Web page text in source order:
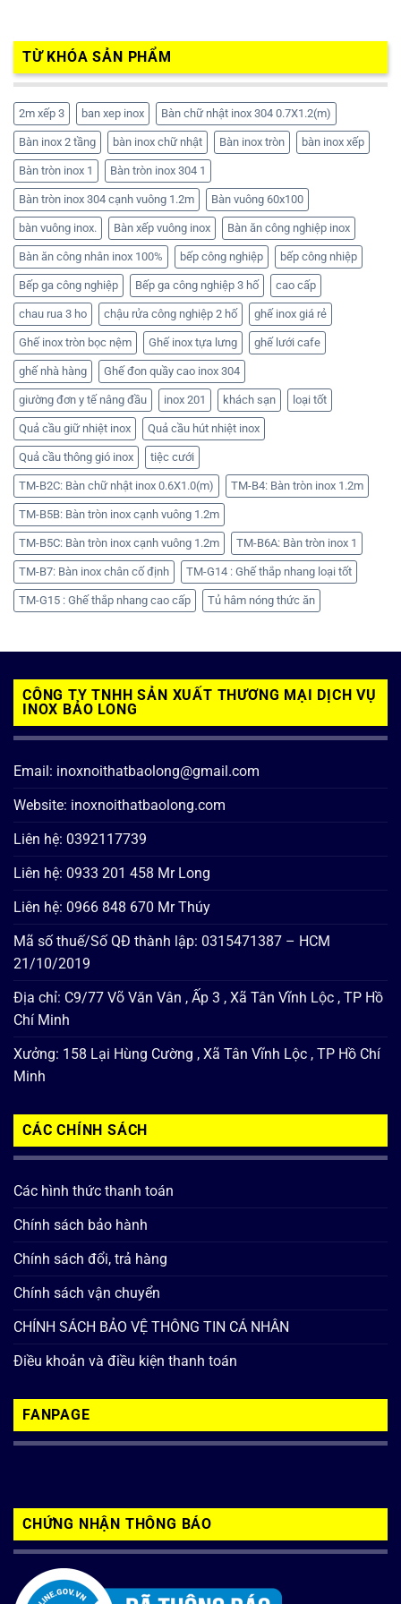
TỪ KHÓA SẢN PHẨM
2m xếp 3 ban xep inox Bàn chữ nhật inox 304 0.7X1.2(m)
Bàn inox 2 tầng bàn inox chữ nhật Bàn inox tròn bàn inox xếp
Bàn tròn inox 1 Bàn tròn inox 304 1
Bàn tròn inox 304 cạnh vuông 1.2m Bàn vuông 60x100
bàn vuông inox. Bàn xếp vuông inox Bàn ăn công nghiệp inox
Bàn ăn công nhân inox 100% bếp công nghiệp bếp công nhiệp
Bếp ga công nghiệp Bếp ga công nghiệp 3 hố cao cấp
chau rua 3 ho chậu rửa công nghiệp 2 hố ghế inox giá rẻ
Ghế inox tròn bọc nệm Ghế inox tựa lưng ghế lưới cafe
ghế nhà hàng Ghế đon quầy cao inox 304
giường đơn y tế nâng đầu inox 201 khách sạn loại tốt
Quả cầu giữ nhiệt inox Quả cầu hút nhiệt inox
Quả cầu thông gió inox tiệc cưới
TM-B2C: Bàn chữ nhật inox 0.6X1.0(m) TM-B4: Bàn tròn inox 1.2m
TM-B5B: Bàn tròn inox cạnh vuông 1.2m
TM-B5C: Bàn tròn inox cạnh vuông 1.2m TM-B6A: Bàn tròn inox 1
TM-B7: Bàn inox chân cố định TM-G14 : Ghế thắp nhang loại tốt
TM-G15 : Ghế thắp nhang cao cấp Tủ hâm nóng thức ăn
CÔNG TY TNHH SẢN XUẤT THƯƠNG MẠI DỊCH VỤ
INOX BẢO LONG
Email: inoxnoithatbaolong@gmail.com
Website: inoxnoithatbaolong.com
Liên hệ: 0392117739
Liên hệ: 0933 201 458 Mr Long
Liên hệ: 0966 848 670 Mr Thúy
Mã số thuế/Số QĐ thành lập: 0315471387 – HCM
21/10/2019
Địa chỉ: C9/77 Võ Văn Vân , Ấp 3 , Xã Tân Vĩnh Lộc , TP Hồ
Chí Minh
Xưởng: 158 Lại Hùng Cường , Xã Tân Vĩnh Lộc , TP Hồ Chí
Minh
CÁC CHÍNH SÁCH
Các hình thức thanh toán
Chính sách bảo hành
Chính sách đổi, trả hàng
Chính sách vận chuyển
CHÍNH SÁCH BẢO VỆ THÔNG TIN CÁ NHÂN
Điều khoản và điều kiện thanh toán
FANPAGE
CHỨNG NHẬN THÔNG BÁO